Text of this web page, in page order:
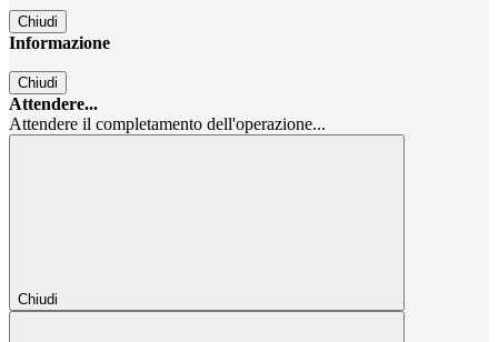
Chiudi
Informazione
Chiudi
Attendere...
Attendere il completamento dell'operazione...
Chiudi